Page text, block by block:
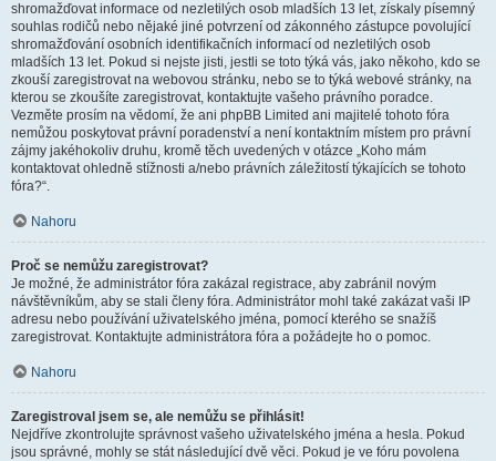
shromažďovat informace od nezletilých osob mladších 13 let, získaly písemný
souhlas rodičů nebo nějaké jiné potvrzení od zákonného zástupce povolující
shromažďování osobních identifikačních informací od nezletilých osob
mladších 13 let. Pokud si nejste jisti, jestli se toto týká vás, jako někoho, kdo se
zkouší zaregistrovat na webovou stránku, nebo se to týká webové stránky, na
kterou se zkoušíte zaregistrovat, kontaktujte vašeho právního poradce.
Vezměte prosím na vědomí, že ani phpBB Limited ani majitelé tohoto fóra
nemůžou poskytovat právní poradenství a není kontaktním místem pro právní
zájmy jakéhokoliv druhu, kromě těch uvedených v otázce „Koho mám
kontaktovat ohledně stížnosti a/nebo právních záležitostí týkajících se tohoto
fóra?“.
Nahoru
Proč se nemůžu zaregistrovat?
Je možné, že administrátor fóra zakázal registrace, aby zabránil novým
návštěvníkům, aby se stali členy fóra. Administrátor mohl také zakázat vaši IP
adresu nebo používání uživatelského jména, pomocí kterého se snažíš
zaregistrovat. Kontaktujte administrátora fóra a požádejte ho o pomoc.
Nahoru
Zaregistroval jsem se, ale nemůžu se přihlásit!
Nejdříve zkontrolujte správnost vašeho uživatelského jména a hesla. Pokud
jsou správné, mohly se stát následující dvě věci. Pokud je ve fóru povolena